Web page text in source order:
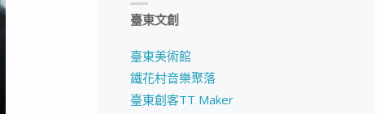
臺東文創
臺東美術館
鐵花村音樂聚落
臺東創客TT Maker